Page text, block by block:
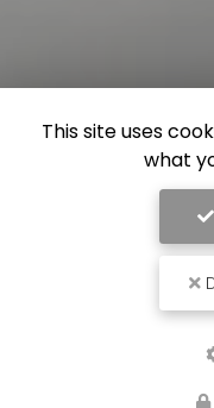
This site uses
what